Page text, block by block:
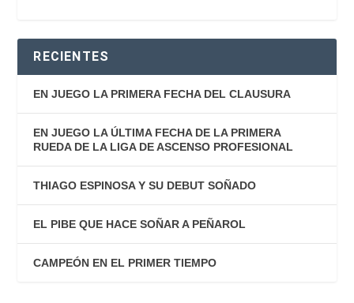
RECIENTES
EN JUEGO LA PRIMERA FECHA DEL CLAUSURA
EN JUEGO LA ÚLTIMA FECHA DE LA PRIMERA
RUEDA DE LA LIGA DE ASCENSO PROFESIONAL
THIAGO ESPINOSA Y SU DEBUT SOÑADO
EL PIBE QUE HACE SOÑAR A PEÑAROL
CAMPEÓN EN EL PRIMER TIEMPO